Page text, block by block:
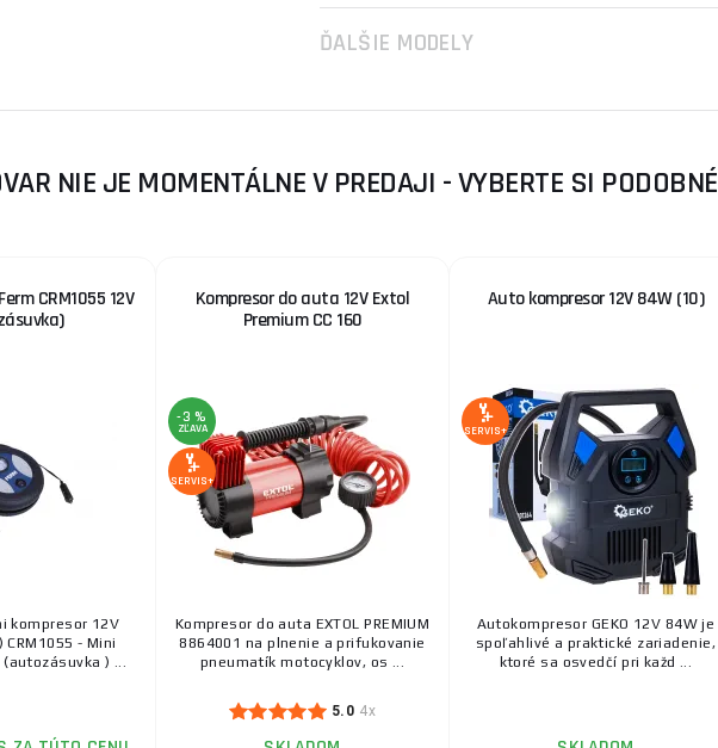
ĎALŠIE MODELY
NIE JE MOMENTÁLNE V PREDAJI - VYBERTE SI PODOBNÉ
CRM1055 12V
kompresor 12V
- Mini
) ...
Kompresor do auta 12V Extol
Premium CC 160
-3 %
ZĽAVA
SERVIS+
Kompresor do auta EXTOL PREMIUM
8864001 na plnenie a prifukovanie
pneumatík motocyklov, os ...
5.0 4x
Auto kompresor 12V 84W (10)
SERVIS+
Autokompresor GEKO 12V 84W je
spoľahlivé a praktické zariadenie,
ktoré sa osvedčí pri každ ...